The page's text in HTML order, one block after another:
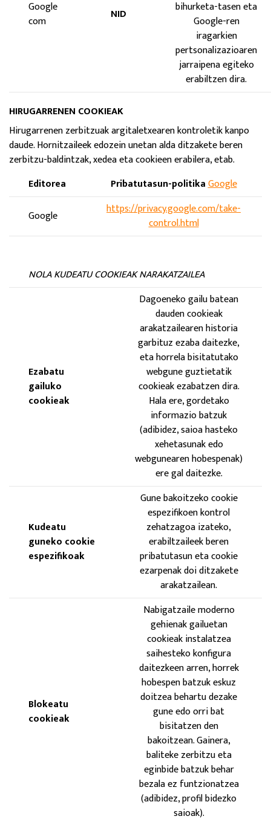
Google
com
NID
bihurketa-tasen eta
Google-ren
iragarkien
pertsonalizazioaren
jarraipena egiteko
erabiltzen dira.
HIRUGARRENEN COOKIEAK
Hirugarrenen zerbitzuak argitaletxearen kontroletik kanpo
daude. Hornitzaileek edozein unetan alda ditzakete beren
zerbitzu-baldintzak, xedea eta cookieen erabilera, etab.
Editorea
Pribatutasun-politikaGoogle
Google
https://privacy.google.com/take-
control.html
NOLA KUDEATU COOKIEAK NARAKATZAILEA
Ezabatu
gailuko
cookieak
Dagoeneko gailu batean
dauden cookieak
arakatzailearen historia
garbituz ezaba daitezke,
eta horrela bisitatutako
webgune guztietatik
cookieak ezabatzen dira.
Hala ere, gordetako
informazio batzuk
(adibidez, saioa hasteko
xehetasunak edo
webgunearen hobespenak)
ere gal daitezke.
Kudeatu
guneko cookie
espezifikoak
Gune bakoitzeko cookie
espezifikoen kontrol
zehatzagoa izateko,
erabiltzaileek beren
pribatutasun eta cookie
ezarpenak doi ditzakete
arakatzailean.
Blokeatu
cookieak
Nabigatzaile moderno
gehienak gailuetan
cookieak instalatzea
saihesteko konfigura
daitezkeen arren, horrek
hobespen batzuk eskuz
doitzea behartu dezake
gune edo orri bat
bisitatzen den
bakoitzean. Gainera,
baliteke zerbitzu eta
eginbide batzuk behar
bezala ez funtzionatzea
(adibidez, profil bidezko
saioak).